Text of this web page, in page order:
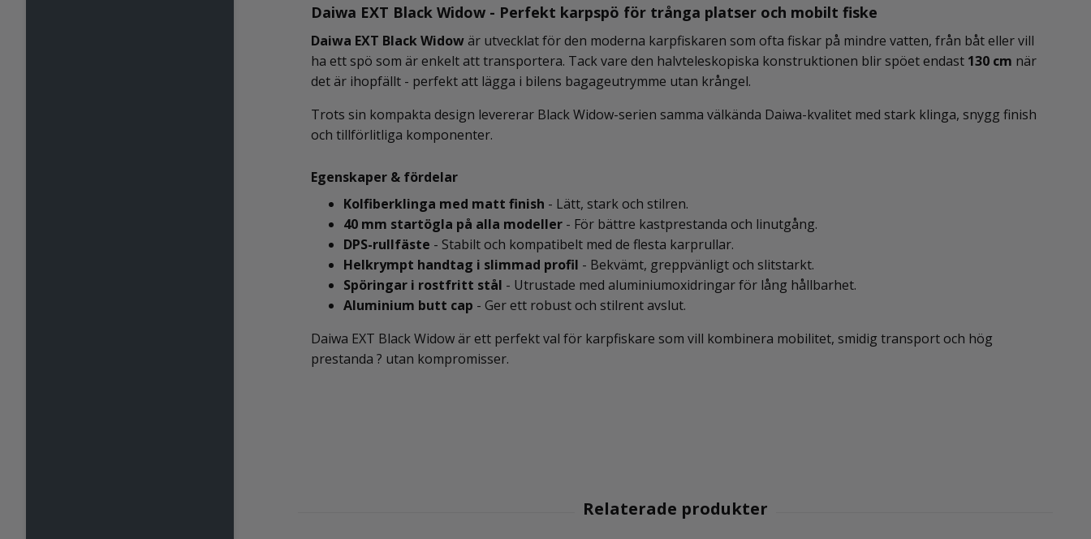
Daiwa EXT Black Widow - Perfekt karpspö för trånga platser och mobilt fiske
Daiwa EXT Black Widowär utvecklat för den moderna karpfiskaren som ofta fiskar på mindre vatten, från båt eller vill
ha ett spö som är enkelt att transportera. Tack vare den halvteleskopiska konstruktionen blir spöet endast 130 cm när
det är ihopfällt - perfekt att lägga i bilens bagageutrymme utan krångel.
Trots sin kompakta design levererar Black Widow-serien samma välkända Daiwa-kvalitet med stark klinga, snygg finish
och tillförlitliga komponenter.
Egenskaper & fördelar
Kolfiberklinga med matt finish - Lätt, stark och stilren.
40 mm startögla på alla modeller - För bättre kastprestanda och linutgång.
DPS-rullfäste - Stabilt och kompatibelt med de flesta karprullar.
Helkrympt handtag i slimmad profil - Bekvämt, greppvänligt och slitstarkt.
Spöringar i rostfritt stål - Utrustade med aluminiumoxidringar för lång hållbarhet.
Aluminium butt cap - Ger ett robust och stilrent avslut.
Daiwa EXT Black Widow är ett perfekt val för karpfiskare som vill kombinera mobilitet, smidig transport och hög
prestanda ? utan kompromisser.